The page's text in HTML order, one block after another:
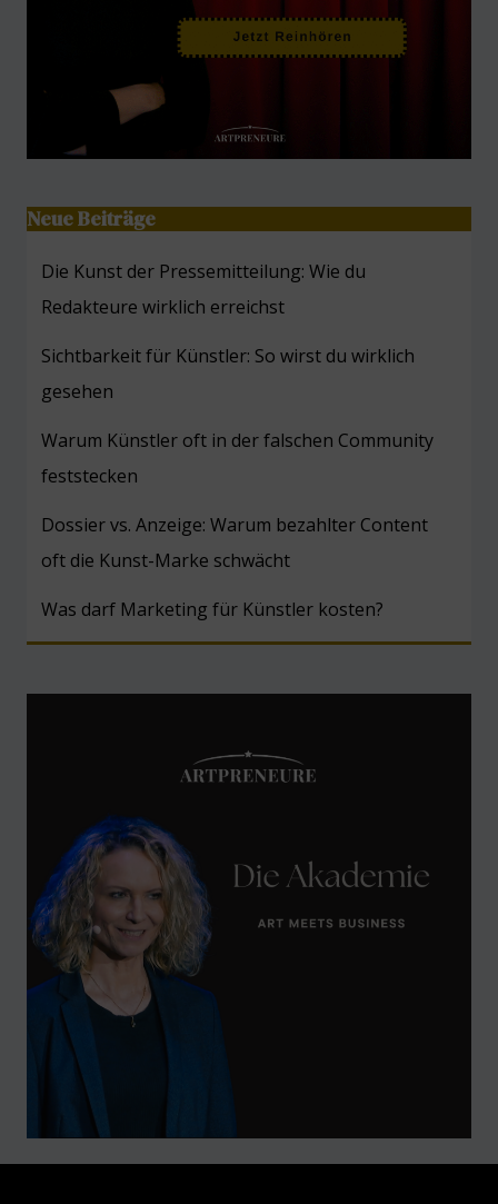
Neue Beiträge
Die Kunst der Pressemitteilung: Wie du
Redakteure wirklich erreichst
Sichtbarkeit für Künstler: So wirst du wirklich
gesehen
Warum Künstler oft in der falschen Community
feststecken
Dossier vs. Anzeige: Warum bezahlter Content
oft die Kunst-Marke schwächt
Was darf Marketing für Künstler kosten?